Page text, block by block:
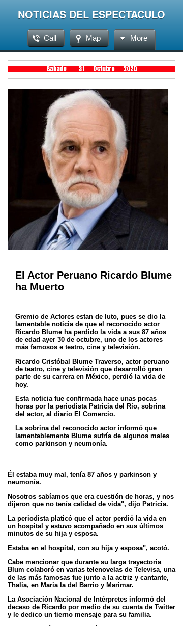
NOTICIAS DEL ESPECTACULO
Call Map More
El Actor Peruano Ricardo Blume
ha Muerto
Gremio de Actores estan de luto, pues se dio la
lamentable noticia de que el reconocido actor
Ricardo Blume ha perdido la vida a sus 87 años
de edad ayer 30 de octubre, uno de los actores
más famosos e teatro, cine y televisión.
Ricardo Cristóbal Blume Traverso, actor peruano
de teatro, cine y televisión que desarrolló gran
parte de su carrera en México, perdió la vida de
hoy.
Esta noticia fue confirmada hace unas pocas
horas por la periodista Patricia del Río, sobrina
del actor, al diario El Comercio.
La sobrina del reconocido actor informó que
lamentablemente Blume sufría de algunos males
como parkinson y neumonía.
Él estaba muy mal, tenía 87 años y parkinson y
neumonía.
Nosotros sabíamos que era cuestión de horas, y nos
dijeron que no tenía calidad de vida", dijo Patricia.
La periodista platicó que el actor perdió la vida en
un hospital y estuvo acompañado en sus últimos
minutos de su hija y esposa.
Estaba en el hospital, con su hija y esposa", acotó.
Cabe mencionar que durante su larga trayectoria
Blum colaboró en varias telenovelas de Televisa, una
de las más famosas fue junto a la actriz y cantante,
Thalia, en Maria la del Barrio y Marimar.
La Asociación Nacional de Intérpretes informó del
deceso de Ricardo por medio de su cuenta de Twitter
y le dedico un tierno mensaje para su familia.